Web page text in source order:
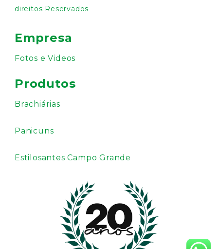
direitos Reservados
Empresa
Fotos e Videos
Produtos
Brachiárias
Panicuns
Estilosantes Campo Grande